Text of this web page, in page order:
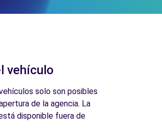
vehículo
solo son posibles
de la agencia. La
disponible fuera de